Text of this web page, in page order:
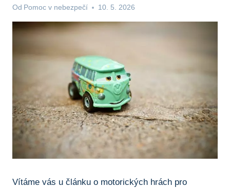
Od Pomoc v nebezpečí 10. 5. 2026
Vítáme vás u článku o motorických hrách pro